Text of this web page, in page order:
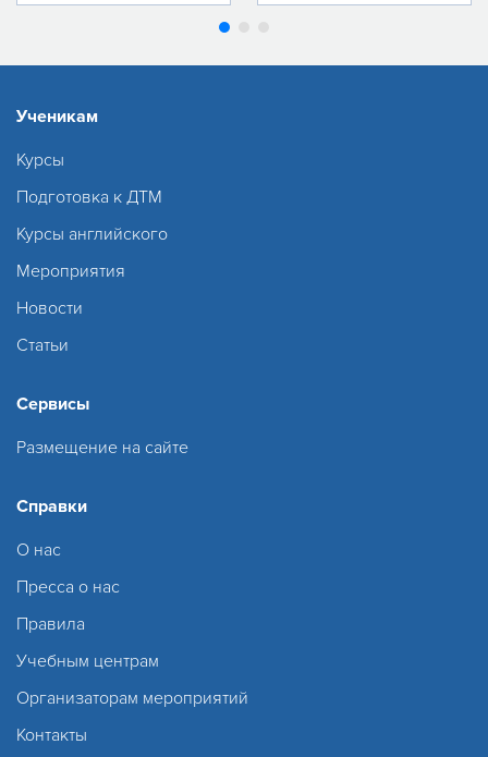
Ученикам
Курсы
Подготовка к ДТМ
Курсы английского
Мероприятия
Новости
Статьи
Сервисы
Размещение на сайте
Справки
О нас
Пресса о нас
Правила
Учебным центрам
Организаторам мероприятий
Контакты